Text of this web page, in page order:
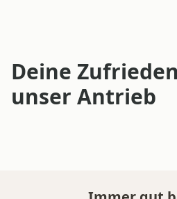
Deine
unser Antrieb